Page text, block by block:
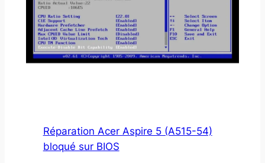
Réparation Acer Aspire 5 (A515-54)
bloqué sur BIOS